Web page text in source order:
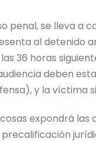
penal, se lleva a
al detenido
36 horas
deben
y la víctima
expondrá